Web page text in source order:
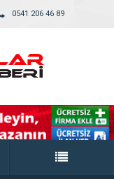
0541 206 46 89